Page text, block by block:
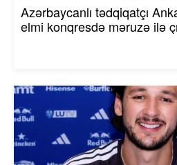
Azərbaycanlı tədqiqatçı
elmi konqresdə məruzə ilə